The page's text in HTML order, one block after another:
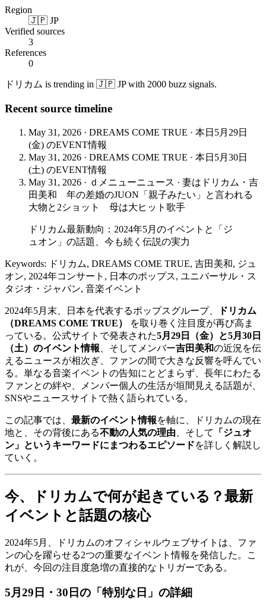
Region
🇯🇵 JP
Verified sources
3
References
0
ドリカム is trending in 🇯🇵 JP with 2000 buzz signals.
Recent source timeline
May 31, 2026 · DREAMS COME TRUE · 本日5月29日
(金) のEVENT情報
May 31, 2026 · DREAMS COME TRUE · 本日5月30日
(土) のEVENT情報
May 31, 2026 · ｄメニューニュース · 妻はドリカム・吉
田美和 年の差婚のJUON「親子みたい」と言われる
大物と2ショット 母は大ヒット歌手
ドリカム最新動向：2024年5月のイベントと「ジ
ュオン」の話題、今も続く伝説の実力
Keywords: ドリカム, DREAMS COME TRUE, 吉田美和, ジュ
オン, 2024年コンサート, 日本のポップス, ユニバーサル・ス
タジオ・ジャパン, 音楽イベント
2024年5月末、日本を代表するポップスグループ、
ドリカム
（DREAMS COME TRUE）
を取り巻く注目度が再び高ま
っている。公式サイトで発表された5月29日（金）と5月30日
（土）のイベント情報 、そしてメンバー吉田美和の近況を伝
えるニュースが相次ぎ、ファンの間で大きな反響を呼んでい
る。単なる音楽イベントの告知にとどまらず、長年にわたる
ファンとの絆や、メンバー個人の生活が垣間見える話題が、
SNSやニュースサイトで熱く語られている。
この記事では、 最新のイベント情報を軸に、ドリカムの現在
地と、その背後にある不動の人気の理由 、そして
「ジュオ
ン」というキーワードにまつわるエピソードを詳しく解説し
ていく。
今、ドリカムで何が起きている？最新
イベントと話題の核心
2024年5月、ドリカムのオフィシャルウェブサイトは、ファ
ンの心を躍らせる2つの重要なイベント情報を発信した。こ
れが、今回の注目度急増の直接的なトリガーである。
5月29日・30日の「特別な日」の詳細